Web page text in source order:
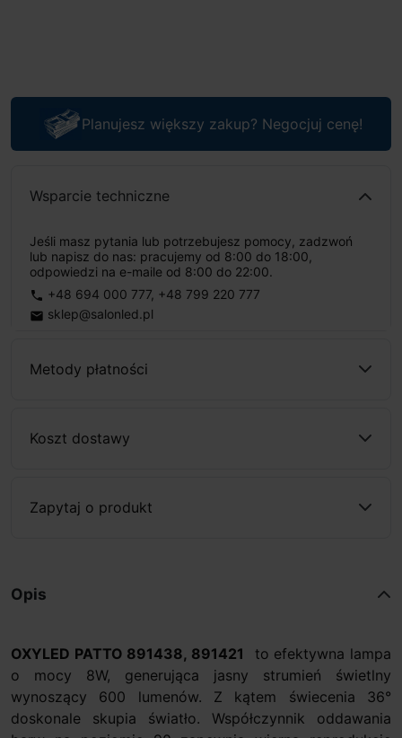
Planujesz większy zakup? Negocjuj cenę!
Wsparcie techniczne
Jeśli masz pytania lub potrzebujesz pomocy, zadzwoń
lub napisz do nas: pracujemy od 8:00 do 18:00,
odpowiedzi na e-maile od 8:00 do 22:00.
phone +48 694 000 777, +48 799 220 777
email sklep@salonled.pl
Metody płatności
Koszt dostawy
Zapytaj o produkt
Opis
OXYLED PATTO 891438, 891421
to efektywna lampa
o mocy 8W, generująca jasny strumień świetlny
wynoszący 600 lumenów. Z kątem świecenia 36°
doskonale skupia światło. Współczynnik oddawania